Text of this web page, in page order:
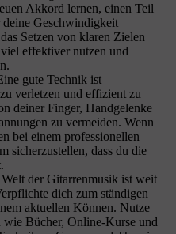
Akkord lernen, einen Teil
deine Geschwindigkeit
Setzen von klaren Zielen
effektiver nutzen und
gute Technik ist
verletzen und effizient zu
deiner Finger, Handgelenke
zu vermeiden. Wenn
bei einem professionellen
sicherzustellen, dass du die
der Gitarrenmusik ist weit
dich zum ständigen
aktuellen Können. Nutze
wie Bücher, Online-Kurse und